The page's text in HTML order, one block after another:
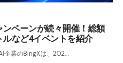
ペーンが続々開催！総額
など4イベントを紹介
企業のBingXは、202…